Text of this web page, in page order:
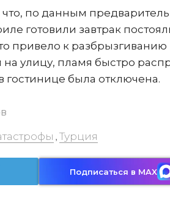
что, по данным
готовили завтрак
привело к
улицу, пламя быстро
гостинице была отключена.
, Турция
Подписаться в MAX